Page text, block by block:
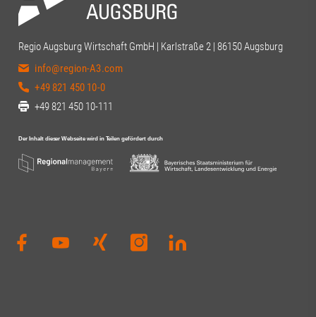
Regio Augsburg Wirtschaft GmbH | Karlstraße 2 | 86150 Augsburg
info@region-A3.com
+49 821 450 10-0
+49 821 450 10-111